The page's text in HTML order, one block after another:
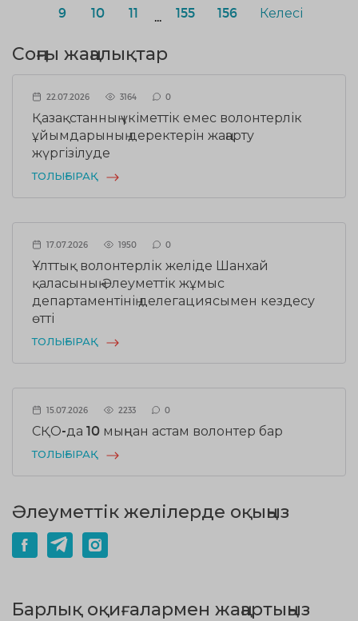
9 10 11 155 156 Келесі
Соңғы жаңалықтар
22.07.2026 3164 0
Қазақстанның үкіметтік емес волонтерлік
ұйымдарының деректерін жаңарту
жүргізілуде
ТОЛЫҒЫРАҚ
17.07.2026 1950 0
Ұлттық волонтерлік желіде Шанхай
қаласының Әлеуметтік жұмыс
департаментінің делегациясымен кездесу
өтті
ТОЛЫҒЫРАҚ
15.07.2026 2233 0
СҚО-да 10 мыңнан астам волонтер бар
ТОЛЫҒЫРАҚ
Әлеуметтік желілерде оқыңыз
Барлық оқиғалармен жаңартыңыз